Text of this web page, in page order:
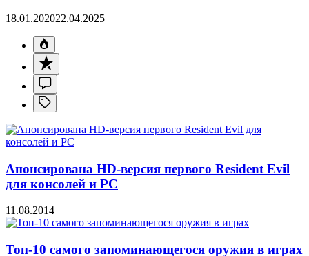
18.01.202022.04.2025
Анонсирована HD-версия первого Resident Evil
для консолей и PC
11.08.2014
Топ-10 самого запоминающегося оружия в играх